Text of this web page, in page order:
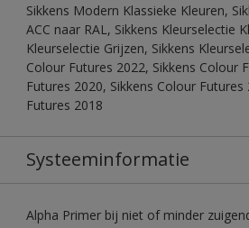
Sikkens Modern Klassieke Kleuren,
ACC naar RAL, Sikkens Kleurselectie
Kleurselectie Grijzen, Sikkens
Colour Futures 2022, Sikkens Colour
Futures 2020, Sikkens Colour
Futures 2018
Systeeminformatie
Alpha Primer bij niet of minder